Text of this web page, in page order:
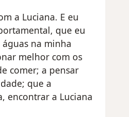
a Luciana. E eu
que eu
na minha
melhor com os
comer; a pensar
que a
encontrar a Luciana